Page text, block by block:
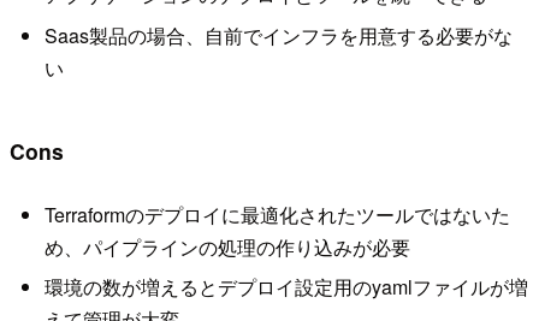
Saas製品の場合、自前でインフラを用意する必要がな
い
Cons
Terraformのデプロイに最適化されたツールではないた
め、パイプラインの処理の作り込みが必要
環境の数が増えるとデプロイ設定用のyamlファイルが増